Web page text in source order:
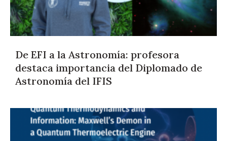
De EFI a la Astronomía: profesora
destaca importancia del Diplomado de
Astronomía del IFIS